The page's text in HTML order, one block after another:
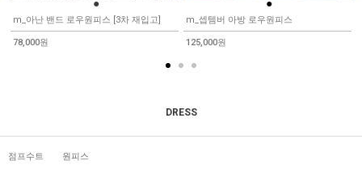
●
m_아난 밴드 로우원피스 [3차 재입고]
78,000원
●
m_셉템버 아방 로우원피스
125,000원
DRESS
점프수트 원피스